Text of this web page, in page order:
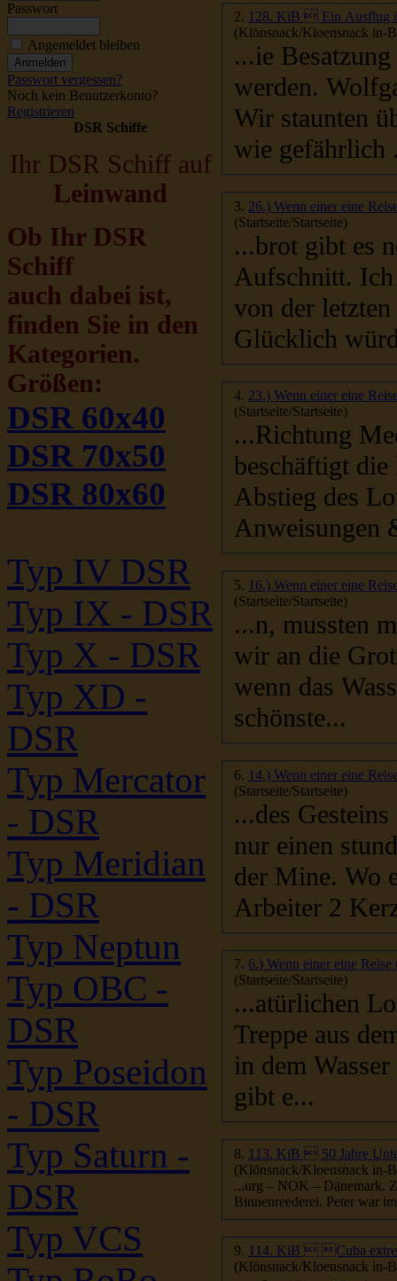
Passwort
Angemeldet bleiben
Passwort vergessen?
Noch kein Benutzerkonto?
Registrieren
DSR Schiffe
Ihr DSR Schiff auf
Leinwand
Ob Ihr DSR
Schiff
auch dabei ist,
finden Sie in den
Kategorien.
Größen:
DSR 60x40
DSR 70x50
DSR 80x60
Typ IV DSR
Typ IX - DSR
Typ X - DSR
Typ XD -
DSR
Typ Mercator
- DSR
Typ Meridian
- DSR
Typ Neptun
Typ OBC -
DSR
Typ Poseidon
- DSR
Typ Saturn -
DSR
Typ VCS
2. 128. KiB  Ein Ausflug
(Klönsnack/Kloensnack in-
...ie
werden.
Wir staunten
wie gefährlich
3. 26.) Wenn einer eine
(Startseite/Startseite)
...brot gibt es
von der letzten Seefahrt, den Kleinen König, denken.
Glücklich
4. 23.) Wenn einer eine
(Startseite/Startseite)
...Richtung
beschäftigt
Abstieg des
Anweisungen
5. 16.) Wenn einer eine
(Startseite/Startseite)
...n, mussten mit Helikoptern gerettet werden. Danach kamen
wenn das Wasser diese
schönste...
6. 14.) Wenn einer eine
(Startseite/Startseite)
...des
nur
der Mine. Wo es noch keine
Arbeiter 2
7. 6.) Wenn einer eine
(Startseite/Startseite)
...atürlichen
in dem Wasser
gibt e...
8. 113. KiB  50 Jahre
(Klönsnack/Kloensnack in-
...urg – NOK – Dänemark.
9. 114. KiB  Cuba
(Klönsnack/Kloensnack in-